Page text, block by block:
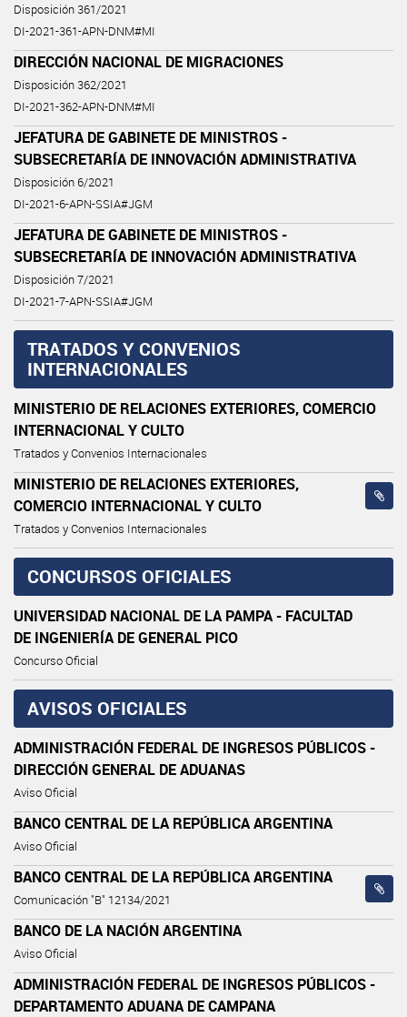
Disposición 361/2021
DI-2021-361-APN-DNM#MI
DIRECCIÓN NACIONAL DE MIGRACIONES
Disposición 362/2021
DI-2021-362-APN-DNM#MI
JEFATURA DE GABINETE DE MINISTROS -
SUBSECRETARÍA DE INNOVACIÓN ADMINISTRATIVA
Disposición 6/2021
DI-2021-6-APN-SSIA#JGM
JEFATURA DE GABINETE DE MINISTROS -
SUBSECRETARÍA DE INNOVACIÓN ADMINISTRATIVA
Disposición 7/2021
DI-2021-7-APN-SSIA#JGM
TRATADOS Y CONVENIOS
INTERNACIONALES
MINISTERIO DE RELACIONES EXTERIORES, COMERCIO
INTERNACIONAL Y CULTO
Tratados y Convenios Internacionales
MINISTERIO DE RELACIONES EXTERIORES,
COMERCIO INTERNACIONAL Y CULTO
Tratados y Convenios Internacionales
CONCURSOS OFICIALES
UNIVERSIDAD NACIONAL DE LA PAMPA - FACULTAD
DE INGENIERÍA DE GENERAL PICO
Concurso Oficial
AVISOS OFICIALES
ADMINISTRACIÓN FEDERAL DE INGRESOS PÚBLICOS -
DIRECCIÓN GENERAL DE ADUANAS
Aviso Oficial
BANCO CENTRAL DE LA REPÚBLICA ARGENTINA
Aviso Oficial
BANCO CENTRAL DE LA REPÚBLICA ARGENTINA
Comunicación "B" 12134/2021
BANCO DE LA NACIÓN ARGENTINA
Aviso Oficial
ADMINISTRACIÓN FEDERAL DE INGRESOS PÚBLICOS -
DEPARTAMENTO ADUANA DE CAMPANA